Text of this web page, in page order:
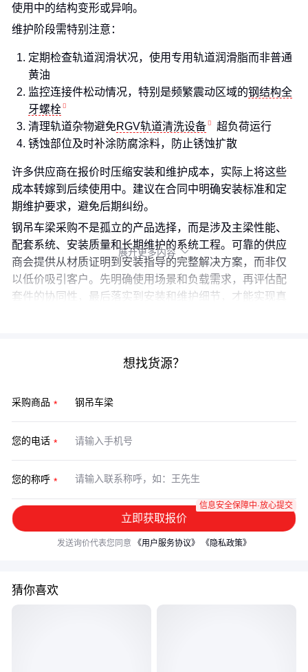
使用中的结构变形或异响。
维护阶段需特别注意：
定期检查轨道润滑状况，使用专用轨道润滑脂而非普通
黄油
监控连接件松动情况，特别是频繁震动区域的钢结构全
牙螺栓
清理轨道杂物避免RGV轨道清洗设备
超负荷运行
锈蚀部位及时补涂防腐涂料，防止锈蚀扩散
许多供应商在报价时压缩安装和维护成本，实际上将这些
成本转嫁到后续使用中。建议在合同中明确安装标准和定
期维护要求，避免后期纠纷。
钢吊车梁采购不是孤立的产品选择，而是涉及主梁性能、
配套系统、安装质量和长期维护的系统工程。可靠的供应
商会提供从材质证明到安装指导的完整解决方案，而非仅
以低价吸引客户。先明确使用场景和负载需求，再评估配
套件的协同性，最后落实到安装和维护细节，才能实现真
展开更多内容 
想找货源？
采购商品
您的电话
您的称呼
立即获取报价
信息安全保障中·放心提交
发送询价代表您同意 《用户服务协议》 《隐私政策》
猜你喜欢